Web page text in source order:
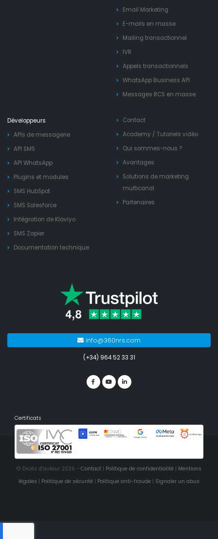
Email Marketing
E-mails en masse
Mailing transactionnel
IVR
Appels transactionnels
WhatsApp Business API
Messages RCS en masse
Développeurs
APIs de messagerie
API SMS
API WhatsApp
Plugins et modules
SMS HubSpot
SMS Salesforce
Intégration de Klaviyo
SMS Zapier
Documentation technique
Contact
Academy / Tutoriels vidéo
Qui sommes-nous ?
Avantages
Solutions de marketing
multicanal
Partenaires
info@360nrs.com
(+34) 964 52 33 31
Certificats
© Droits d'auteur 2026 - Contact | Politique de confidentialité | Mentions
légales | Politique de sécurité | Politique anti-fraude | Signaler un abus